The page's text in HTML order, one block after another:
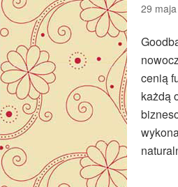
29
cenią
każdą